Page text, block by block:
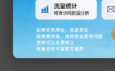
是否有基金从业
资格